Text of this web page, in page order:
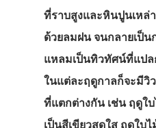
ที่ราบสูงและหินปูนเหล่
ด้วยลมฝน จนกลายเป็
แหลมเป็นทิวทัศน์ที่แป
ในแต่ละฤดูกาลก็จะมีวิ
ที่แตกต่างกัน เช่น ฤดูใ
เป็นสีเขียวสดใส ฤดูใบ